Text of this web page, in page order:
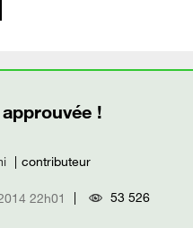
contributeur
22h01 53 526